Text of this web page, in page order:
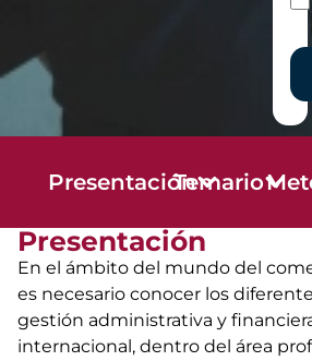
PresentaciónTemario
Presentación
En el ámbito del mundo del
es necesario conocer los
gestión administrativa y
internacional, dentro del área